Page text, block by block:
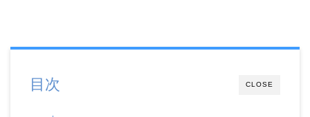
CLOSE
目次